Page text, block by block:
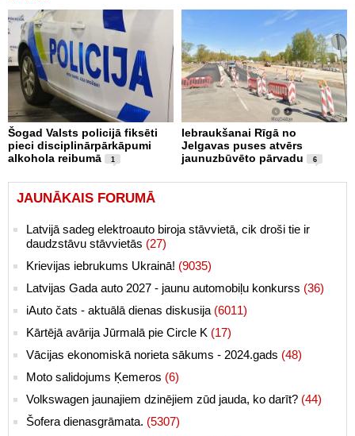
Šogad Valsts policijā fiksēti
pieci disciplinārpārkāpumi
alkohola reibumā
1
Iebraukšanai Rīgā no
Jelgavas puses atvērs
jaunuzbūvēto pārvadu
6
JAUNĀKAIS FORUMĀ
Latvijā sadeg elektroauto biroja stāvvietā, cik droši tie ir
daudzstāvu stāvvietās (27)
Krievijas iebrukums Ukrainā! (9035)
Latvijas Gada auto 2027 - jaunu automobiļu konkurss (36)
iAuto čats - aktuālā dienas diskusija (6011)
Kārtējā avārija Jūrmalā pie Circle K (17)
Vācijas ekonomiskā norieta sākums - 2024.gads (48)
Moto salidojums Ķemeros (6)
Volkswagen jaunajiem dzinējiem zūd jauda, ko darīt? (44)
Šofera dienasgrāmata. (5307)